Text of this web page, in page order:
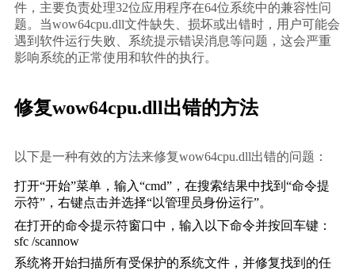
件，主要负责处理32位应用程序在64位系统中的兼容性问
题。当wow64cpu.dll文件缺失、损坏或出错时，用户可能会
遇到软件运行失败、系统提示错误消息等问题，这会严重
影响系统的正常使用和软件的执行。
修复wow64cpu.dll出错的方法
以下是一种有效的方法来修复wow64cpu.dll出错的问题：
打开“开始”菜单，输入“cmd”，在搜索结果中找到“命令提
示符”，右键点击并选择“以管理员身份运行”。
在打开的命令提示符窗口中，输入以下命令并按回车键：
sfc /scannow
系统将开始扫描所有受保护的系统文件，并修复找到的任